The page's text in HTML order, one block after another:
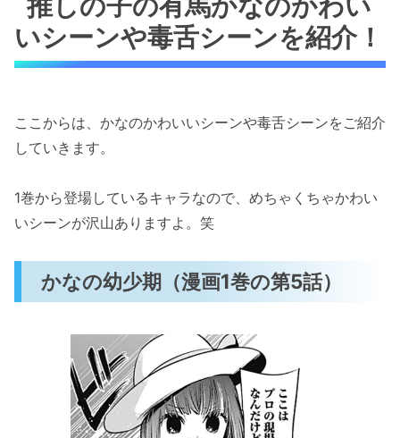
いシーンや毒舌シーンを紹介！
ここからは、かなのかわいいシーンや毒舌シーンをご紹介
していきます。
1巻から登場しているキャラなので、めちゃくちゃかわい
いシーンが沢山ありますよ。笑
かなの幼少期（漫画1巻の第5話）